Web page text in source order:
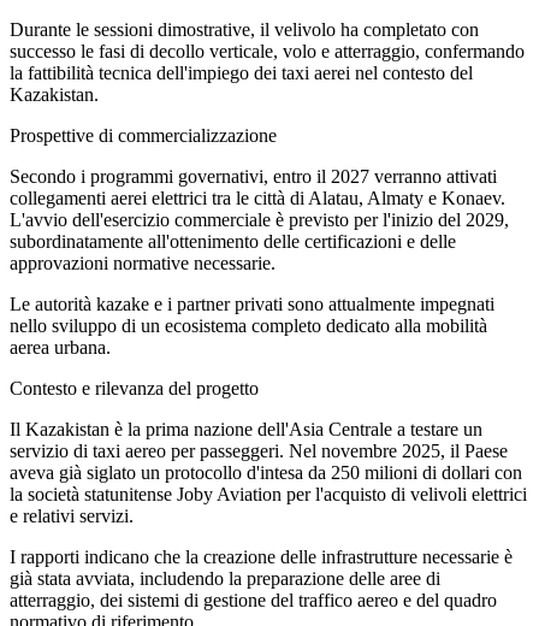
Durante le sessioni dimostrative, il velivolo ha completato con
successo le fasi di decollo verticale, volo e atterraggio, confermando
la fattibilità tecnica dell'impiego dei taxi aerei nel contesto del
Kazakistan.
Prospettive di commercializzazione
Secondo i programmi governativi, entro il 2027 verranno attivati
collegamenti aerei elettrici tra le città di Alatau, Almaty e Konaev.
L'avvio dell'esercizio commerciale è previsto per l'inizio del 2029,
subordinatamente all'ottenimento delle certificazioni e delle
approvazioni normative necessarie.
Le autorità kazake e i partner privati sono attualmente impegnati
nello sviluppo di un ecosistema completo dedicato alla mobilità
aerea urbana.
Contesto e rilevanza del progetto
Il Kazakistan è la prima nazione dell'Asia Centrale a testare un
servizio di taxi aereo per passeggeri. Nel novembre 2025, il Paese
aveva già siglato un protocollo d'intesa da 250 milioni di dollari con
la società statunitense Joby Aviation per l'acquisto di velivoli elettrici
e relativi servizi.
I rapporti indicano che la creazione delle infrastrutture necessarie è
già stata avviata, includendo la preparazione delle aree di
atterraggio, dei sistemi di gestione del traffico aereo e del quadro
normativo di riferimento.